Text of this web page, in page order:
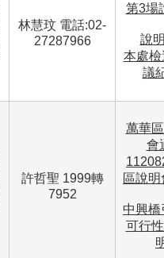
林慧玟 電話:02-
27287966
第3場
說
本處
議
許哲聖 1999轉
7952
萬華
會
區說
中興橋
可行